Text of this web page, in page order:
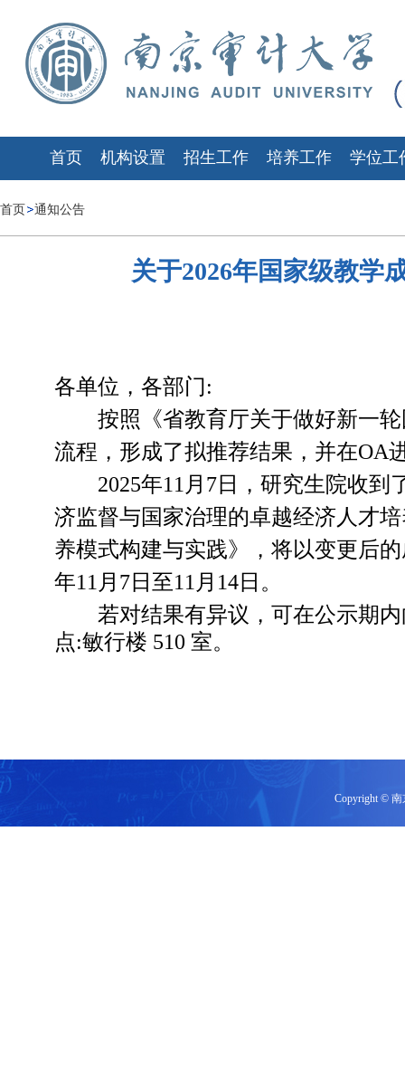
首页 机构设置 招生工作 培养工作 学位工
首页 通知公告
关于2026年国家级教学
各单位，各部门:
按照《省教育厅关于做好新一
流程，形成了拟推荐结果，并在OA
2025年11月7日，研究生院收
济监督与国家治理的卓越经济人才
养模式构建与实践》，将以变更后
年11月7日至11月14日。
若对结果有异议，可在公示期
点:敏行楼 510 室。
Copyright ©